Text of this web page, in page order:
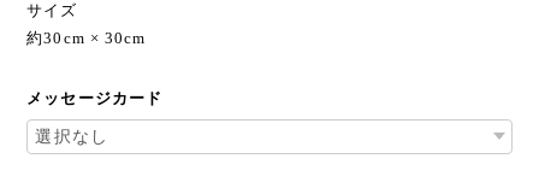
サイズ
約30cm × 30cm
メッセージカード